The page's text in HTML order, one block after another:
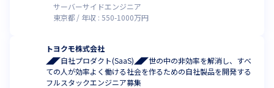
サーバーサイドエンジニア
東京都
年収 : 550-1000万円
トヨクモ株式会社
◢◤自社プロダクト(SaaS)◢◤世の中の非効率を解消し、すべ
ての人が効率よく働ける社会を作るための自社製品を開発する
フルスタックエンジニア募集